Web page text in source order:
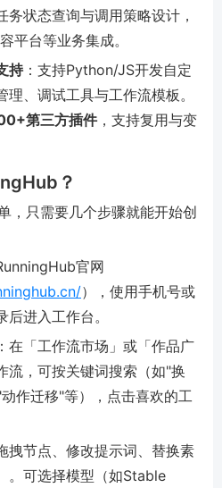
务状态查询与调用策略设计，
平台等业务集成。
持：支持Python/JS开发自定
理、调试工具与工作流模板。
第三方插件，支持复用与变
？
，只需要几个步骤就能开始创
官网
），使用手机号或
进入工作台。
在「工作流市场」或「作品广
流，可按关键词搜索（如"换
作迁移"等），点击喜欢的工
拽节点、修改提示词、替换素
。可选择模型（如Stable